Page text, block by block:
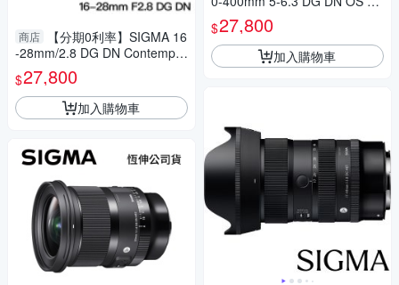
商店
【分期0利率】SIGMA 16
-28mm/2.8 DG DN Contempor
ary For SONY E Mount/Leica
L Mount 總代理恆伸公司貨 雲
海季
$27,800
加入購物車
ntemporary for E/L mount 恆
伸公司貨 飛羽 追星 棒球 必備
$27,800
加入購物車